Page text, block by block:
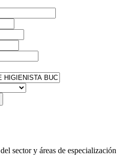
sector y áreas de especialización